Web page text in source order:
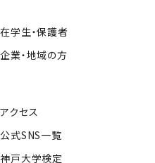
在学生・保護者
企業・地域の方
アクセス
公式SNS一覧
神戸大学検定